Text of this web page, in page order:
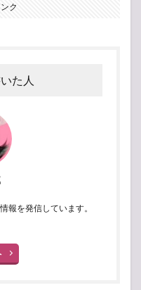
ク
た人
報を発信しています。